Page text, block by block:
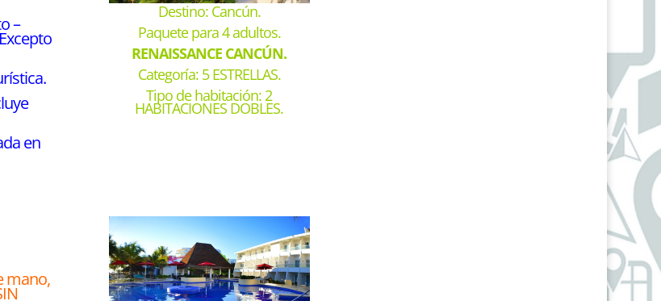
–
en
Destino: Cancún.
Paquete para 4 adultos.
RENAISSANCE CANCÚN.
Categoría: 5 ESTRELLAS.
Tipo de habitación: 2
HABITACIONES DOBLES.
mano,